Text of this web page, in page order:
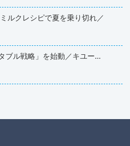
ルクレシピで夏を乗り切れ／
ブル戦略」を始動／キユー...